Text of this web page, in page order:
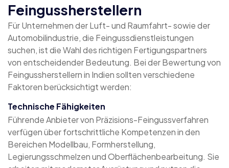
Feingussherstellern
Für Unternehmen der Luft- und Raumfahrt- sowie der
Automobilindustrie, die Feingussdienstleistungen
suchen, ist die Wahl des richtigen Fertigungspartners
von entscheidender Bedeutung. Bei der Bewertung von
Feingussherstellern in Indien sollten verschiedene
Faktoren berücksichtigt werden:
Technische Fähigkeiten
Führende Anbieter von Präzisions-Feingussverfahren
verfügen über fortschrittliche Kompetenzen in den
Bereichen Modellbau, Formherstellung,
Legierungsschmelzen und Oberflächenbearbeitung. Sie